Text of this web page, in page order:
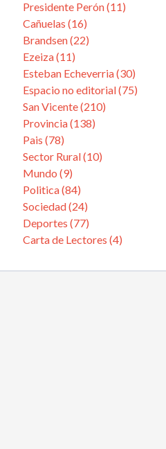
Presidente Perón (11)
Cañuelas (16)
Brandsen (22)
Ezeiza (11)
Esteban Echeverria (30)
Espacio no editorial (75)
San Vicente (210)
Provincia (138)
Pais (78)
Sector Rural (10)
Mundo (9)
Politica (84)
Sociedad (24)
Deportes (77)
Carta de Lectores (4)